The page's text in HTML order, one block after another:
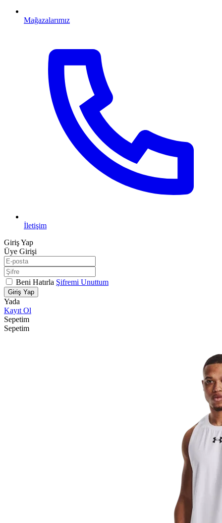
Mağazalarımız
İletişim
Giriş Yap
Üye Girişi
Beni Hatırla Şifremi Unuttum
Giriş Yap
Yada
Kayıt Ol
Sepetim
Sepetim